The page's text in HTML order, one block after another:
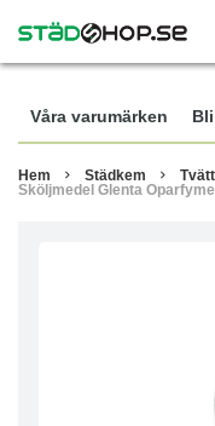
Våra varumärken
Hem Städkem
Sköljmedel Glenta